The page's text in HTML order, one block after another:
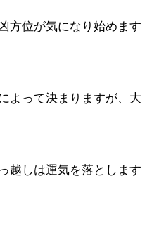
方位が気になり始めます
よって決まりますが、大
越しは運気を落とします